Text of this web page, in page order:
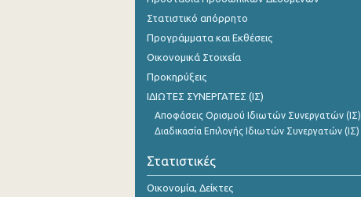
Στατιστικό απόρρητο
Προγράμματα και Εκθέσεις
Οικονομικά Στοιχεία
Προκηρύξεις
ΙΔΙΩΤΕΣ ΣΥΝΕΡΓΑΤΕΣ (ΙΣ)
Αποφάσεις Ορισμού Ιδιωτών Συνεργατών (ΙΣ)
Διαδικασία Επιλογής Ιδιωτών Συνεργατών (ΙΣ)
Στατιστικές
Οικονομία, Δείκτες